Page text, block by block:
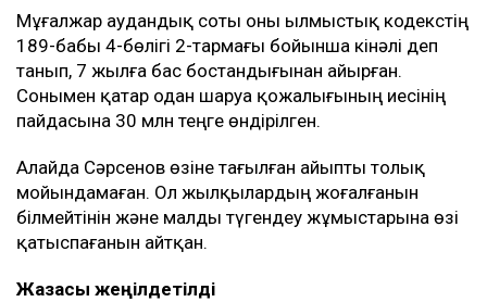
Мұғалжар аудандық соты оны Қылмыстық кодекстің
189-бабы 4-бөлігі 2-тармағы бойынша кінәлі деп
танып, 7 жылға бас бостандығынан айырған.
Сонымен қатар одан шаруа қожалығының иесінің
пайдасына 30 млн теңге өндірілген.
Алайда Сәрсенов өзіне тағылған айыпты толық
мойындамаған. Ол жылқылардың жоғалғанын
білмейтінін және малды түгендеу жұмыстарына өзі
қатыспағанын айтқан.
Жазасы жеңілдетілді